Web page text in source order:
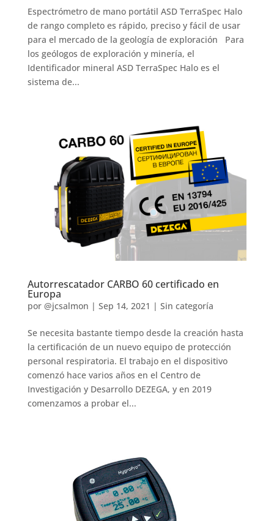
Espectrómetro de mano portátil ASD TerraSpec Halo
de rango completo es rápido, preciso y fácil de usar
para el mercado de la geología de exploración Para
los geólogos de exploración y minería, el
Identificador mineral ASD TerraSpec Halo es el
sistema de...
Autorrescatador CARBO 60 certificado en
Europa
por @jcsalmon | Sep 14, 2021 | Sin categoría
Se necesita bastante tiempo desde la creación hasta
la certificación de un nuevo equipo de protección
personal respiratoria. El trabajo en el dispositivo
comenzó hace varios años en el Centro de
Investigación y Desarrollo DEZEGA, y en 2019
comenzamos a probar el...